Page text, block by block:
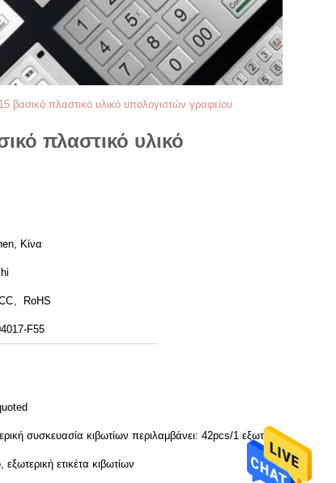
βασικό πλαστικό υλικό υπολογιστών γραφείου
πλαστικό υλικό
Κίνα
、RoHS
F55
συσκευασία κιβωτίων περιλαμβάνει: 42pcs/1 εξωτερικό
εξωτερική ετικέτα κιβωτίων